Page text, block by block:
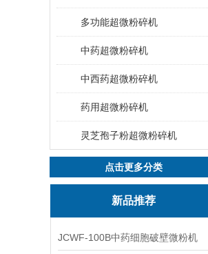
多功能超微粉碎机
中药超微粉碎机
中西药超微粉碎机
药用超微粉碎机
灵芝孢子粉超微粉碎机
点击更多分类
新品推荐
JCWF-100B中药细胞破壁微粉机